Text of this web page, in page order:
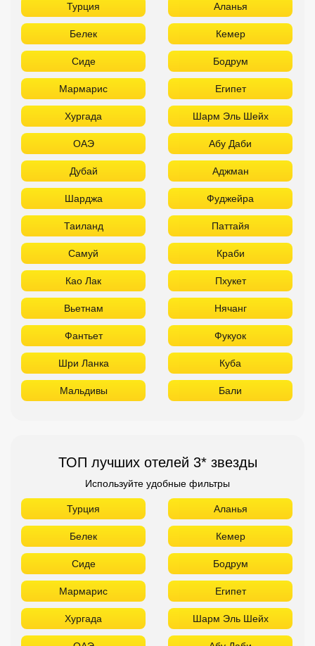
Используйте удобные фильтры
Турция Аланья
Белек Кемер
Сиде Бодрум
Мармарис Египет
Хургада Шарм Эль Шейх
ОАЭ Абу Даби
Дубай Аджман
Шарджа Фуджейра
Таиланд Паттайя
Самуй Краби
Као Лак Пхукет
Вьетнам Нячанг
Фантьет Фукуок
Шри Ланка Куба
ТОП лучших отелей 3* звезды
Используйте удобные фильтры
Турция Аланья
Белек Кемер
Сиде Бодрум
Мармарис Египет